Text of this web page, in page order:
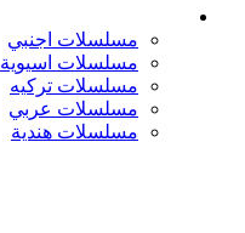
مسلسلات اجنبي
مسلسلات اسيوية
مسلسلات تركيه
مسلسلات عربي
مسلسلات هندية